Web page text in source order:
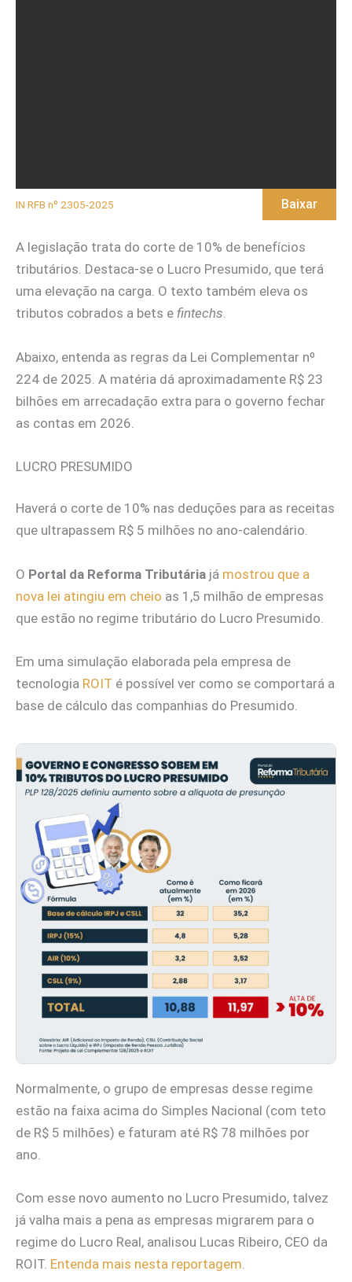
IN RFB nº 2305-2025 Baixar
A legislação trata do corte de 10% de benefícios
tributários. Destaca-se o Lucro Presumido, que terá
uma elevação na carga. O texto também eleva os
tributos cobrados a bets e fintechs.
Abaixo, entenda as regras da Lei Complementar nº
224 de 2025. A matéria dá aproximadamente R$ 23
bilhões em arrecadação extra para o governo fechar
as contas em 2026.
LUCRO PRESUMIDO
Haverá o corte de 10% nas deduções para as receitas
que ultrapassem R$ 5 milhões no ano-calendário.
O Portal da Reforma Tributária já mostrou que a
nova lei atingiu em cheio as 1,5 milhão de empresas
que estão no regime tributário do Lucro Presumido.
Em uma simulação elaborada pela empresa de
tecnologia ROIT é possível ver como se comportará a
base de cálculo das companhias do Presumido.
Normalmente, o grupo de empresas desse regime
estão na faixa acima do Simples Nacional (com teto
de R$ 5 milhões) e faturam até R$ 78 milhões por
ano.
Com esse novo aumento no Lucro Presumido, talvez
já valha mais a pena as empresas migrarem para o
regime do Lucro Real, analisou Lucas Ribeiro, CEO da
ROIT. Entenda mais nesta reportagem